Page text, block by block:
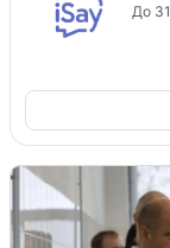
До